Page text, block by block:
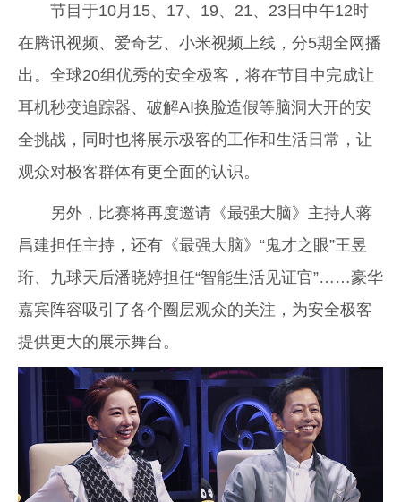
节目于10月15、17、19、21、23日中午12时
在腾讯视频、爱奇艺、小米视频上线，分5期全网播
出。全球20组优秀的安全极客，将在节目中完成让
耳机秒变追踪器、破解AI换脸造假等脑洞大开的安
全挑战，同时也将展示极客的工作和生活日常，让
观众对极客群体有更全面的认识。
另外，比赛将再度邀请《最强大脑》主持人蒋
昌建担任主持，还有《最强大脑》“鬼才之眼”王昱
珩、九球天后潘晓婷担任“智能生活见证官”……豪华
嘉宾阵容吸引了各个圈层观众的关注，为安全极客
提供更大的展示舞台。